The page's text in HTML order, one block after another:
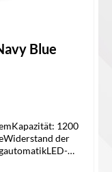
Blue
1200
der